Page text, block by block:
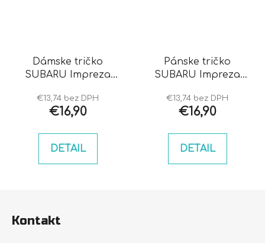
Dámske tričko
SUBARU Impreza
€13,74 bez DPH
€16,90
DETAIL
Pánske tričko
SUBARU Impreza
€13,74 bez DPH
€16,90
DETAIL
Kontakt